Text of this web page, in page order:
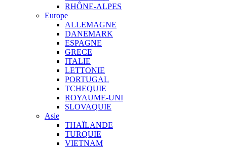
RHÔNE-ALPES
Europe
ALLEMAGNE
DANEMARK
ESPAGNE
GRECE
ITALIE
LETTONIE
PORTUGAL
TCHEQUIE
ROYAUME-UNI
SLOVAQUIE
Asie
THAÏLANDE
TURQUIE
VIETNAM